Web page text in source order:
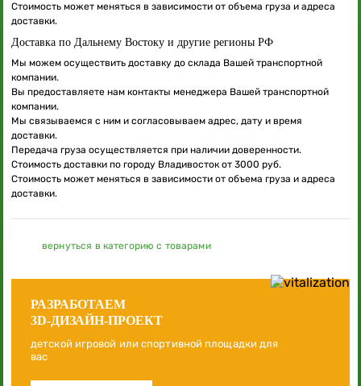
Стоимость может меняться в зависимости от объема груза и адреса
доставки.
Доставка по Дальнему Востоку и другие регионы РФ
Мы можем осуществить доставку до склада Вашей транспортной
компании.
Вы предоставляете нам контакты менеджера Вашей транспортной
компании.
Мы связываемся с ним и согласовываем адрес, дату и время
доставки.
Передача груза осуществляется при наличии доверенности.
Стоимость доставки по городу Владивосток от 3000 руб.
Стоимость может меняться в зависимости от объема груза и адреса
доставки.
вернуться в категорию с товарами
РАЗРАБОТАЕМ
3D-ДИЗАЙН-ПРОЕКТ
детской игровой или спортивной площадки для
вас